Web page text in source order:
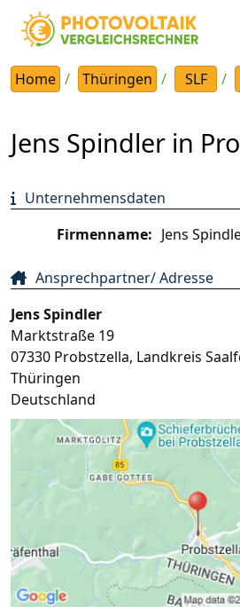
Home Thüringen SLF
Jens Spindler in
Unternehmensdaten
Firmenname: Jens
Ansprechpartner/ Adresse
Jens Spindler
Marktstraße 19
07330 Probstzella, Landkreis
Thüringen
Deutschland